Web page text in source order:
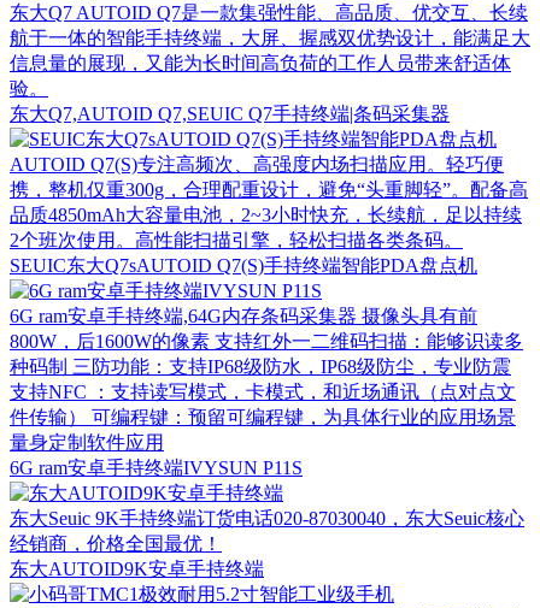
东大Q7 AUTOID Q7是一款集强性能、高品质、优交互、长续
航于一体的智能手持终端，大屏、握感双优势设计，能满足大
信息量的展现，又能为长时间高负荷的工作人员带来舒适体
验。
东大Q7,AUTOID Q7,SEUIC Q7手持终端|条码采集器
AUTOID Q7(S)专注高频次、高强度内场扫描应用。轻巧便
携，整机仅重300g，合理配重设计，避免“头重脚轻”。配备高
品质4850mAh大容量电池，2~3小时快充，长续航，足以持续
2个班次使用。高性能扫描引擎，轻松扫描各类条码。
SEUIC东大Q7sAUTOID Q7(S)手持终端智能PDA盘点机
6G ram安卓手持终端,64G内存条码采集器 摄像头具有前
800W，后1600W的像素 支持红外一二维码扫描：能够识读多
种码制 三防功能：支持IP68级防水，IP68级防尘，专业防震
支持NFC ：支持读写模式，卡模式，和近场通讯（点对点文
件传输） 可编程键：预留可编程键，为具体行业的应用场景
量身定制软件应用
6G ram安卓手持终端IVYSUN P11S
东大Seuic 9K手持终端订货电话020-87030040，东大Seuic核心
经销商，价格全国最优！
东大AUTOID9K安卓手持终端